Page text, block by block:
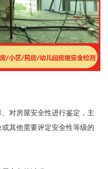
对房屋安全性进行鉴定，主
其他需要评定安全性等级的